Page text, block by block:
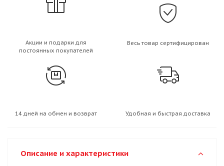
Акции и подарки для
постоянных покупателей
Весь товар сертифицирован
14 дней на обмен и возврат Удобная и быстрая доставка
Описание и характеристики